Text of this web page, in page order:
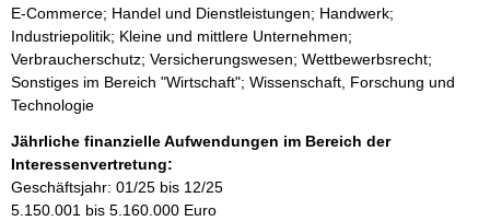
E-Commerce; Handel und Dienstleistungen; Handwerk;
Industriepolitik; Kleine und mittlere Unternehmen;
Verbraucherschutz; Versicherungswesen; Wettbewerbsrecht;
Sonstiges im Bereich "Wirtschaft"; Wissenschaft, Forschung und
Technologie
Jährliche finanzielle Aufwendungen im Bereich der
Interessenvertretung:
Geschäftsjahr: 01/25 bis 12/25
5.150.001 bis 5.160.000 Euro